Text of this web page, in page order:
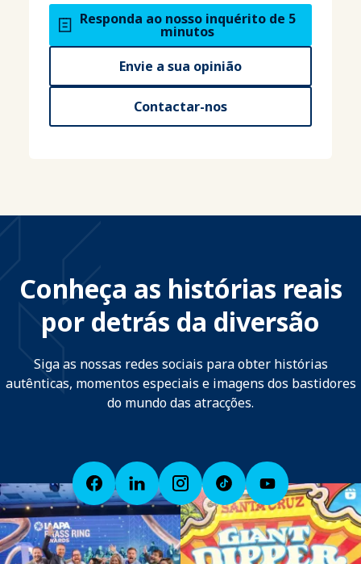
Responda ao nosso inquérito de 5
minutos
Envie a sua opinião
Contactar-nos
Conheça as histórias reais
por detrás da diversão
Siga as nossas redes sociais para obter histórias
autênticas, momentos especiais e imagens dos bastidores
do mundo das atracções.